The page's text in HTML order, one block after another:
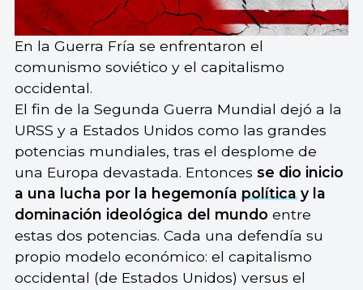
En la Guerra Fría se enfrentaron el
comunismo soviético y el capitalismo
occidental.
El fin de la Segunda Guerra Mundial dejó a la
URSS y a Estados Unidos como las grandes
potencias mundiales, tras el desplome de
una Europa devastada. Entonces se dio inicio
a una lucha por la hegemoníapolíticay la
dominación ideológica del mundo entre
estas dos potencias. Cada una defendía su
propio modelo económico: el capitalismo
occidental (de Estados Unidos) versus el